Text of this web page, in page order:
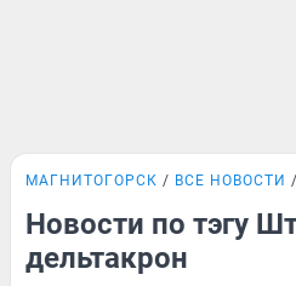
МАГНИТОГОРСК ВСЕ НОВОСТИ
Новости по тэгу
дельтакрон